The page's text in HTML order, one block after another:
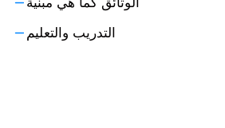
التدريب والتعليم